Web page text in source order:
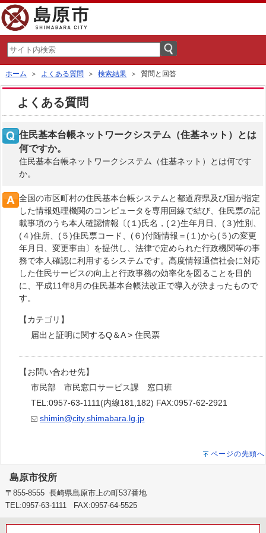
ホーム ＞ よくある質問 ＞検索結果 ＞ 質問と回答
よくある質問
住民基本台帳ネットワークシステム（住基ネット）とは
何ですか。
住民基本台帳ネットワークシステム（住基ネット）とは何です
か。
全国の市区町村の住民基本台帳システムと都道府県及び国が指定
した情報処理機関のコンピュータを専用回線で結び、住民票の記
載事項のうち本人確認情報〔(１)氏名，(２)生年月日、(３)性別、
(４)住所、(５)住民票コード、(６)付随情報＝(１)から(５)の変更
年月日、変更事由〕を提供し、法律で定められた行政機関等の事
務で本人確認に利用するシステムです。高度情報通信社会に対応
した住民サービスの向上と行政事務の効率化を図ることを目的
に、平成11年8月の住民基本台帳法改正で導入が決まったもので
す。
【カテゴリ】
届出と証明に関するQ＆A > 住民票
【お問い合わせ先】
市民部 市民窓口サービス課 窓口班
TEL:0957-63-1111(内線181,182) FAX:0957-62-2921
shimin@city.shimabara.lg.jp
ページの先頭へ
島原市役所
〒855-8555 長崎県島原市上の町537番地
TEL:0957-63-1111 FAX:0957-64-5525